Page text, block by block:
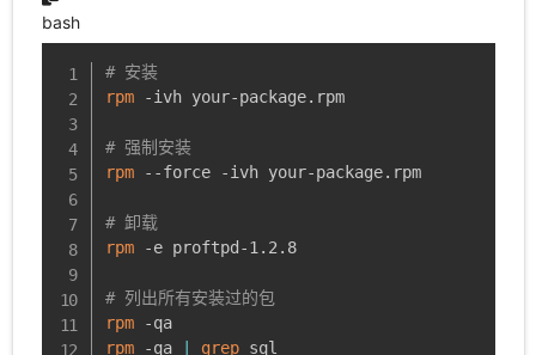
bash
# 安装
rpm -ivh your-package.rpm
# 强制安装
rpm --force -ivh your-package.rpm
# 卸载
rpm -e proftpd-1.2.8
# 列出所有安装过的包
rpm
-qa
rpm -qa grep sql